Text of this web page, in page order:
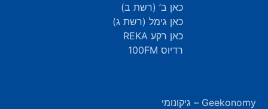
כאן ב’ (רשת ב)
כאן גימל (רשת ג)
כאן רקע REKA
רדיוס 100FM
Geekonomy – גיקונומי